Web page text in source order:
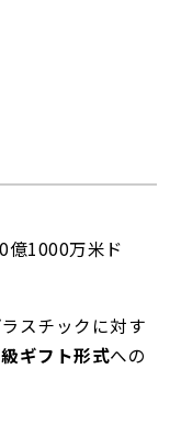
億1000万米ド
スチックに対す
ギフト形式への